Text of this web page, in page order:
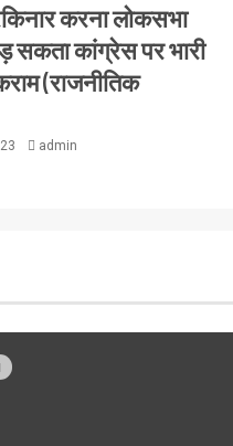
करना लोकसभा
सकता कांग्रेस पर भारी
(राजनीतिक
admin